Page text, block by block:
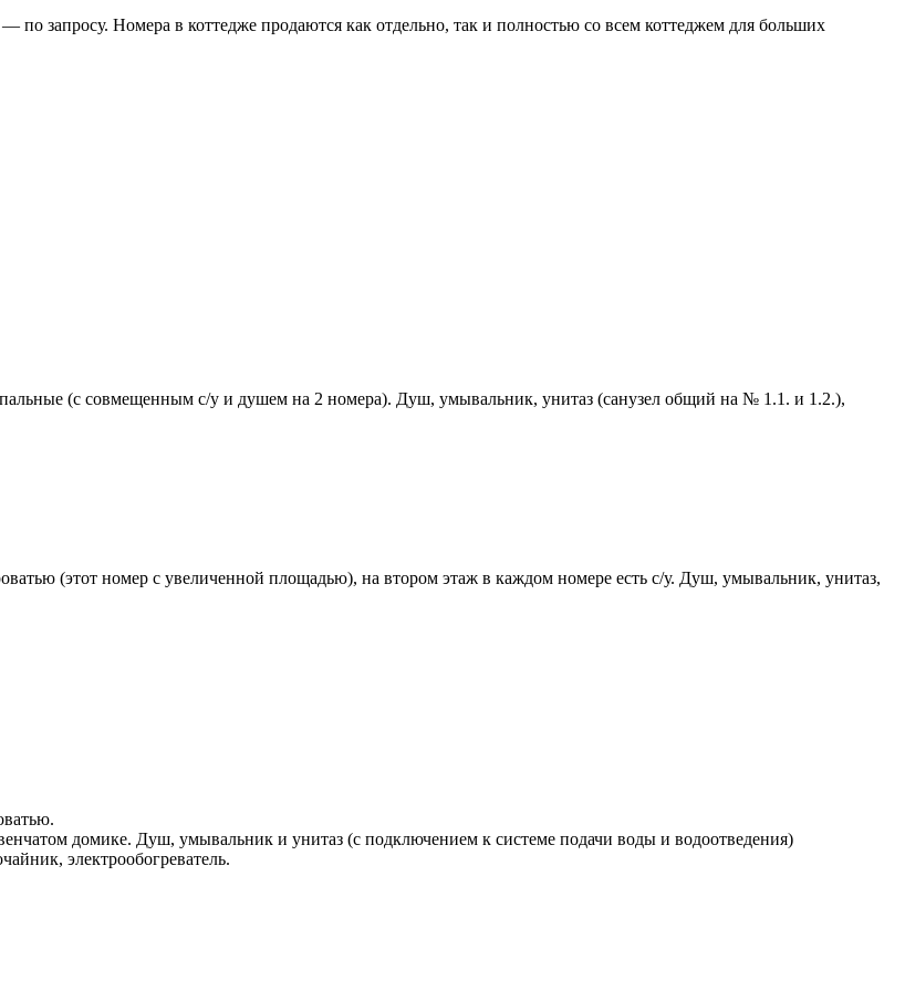
запросу. Номера в коттедже продаются как отдельно, так и полностью со всем коттеджем для больших
(с совмещенным с/у и душем на 2 номера). Душ, умывальник, унитаз (санузел общий на № 1.1. и 1.2.),
(этот номер с увеличенной площадью), на втором этаж в каждом номере есть с/у. Душ, умывальник, унитаз,
домике. Душ, умывальник и унитаз (с подключением к системе подачи воды и водоотведения)
электрообогреватель.